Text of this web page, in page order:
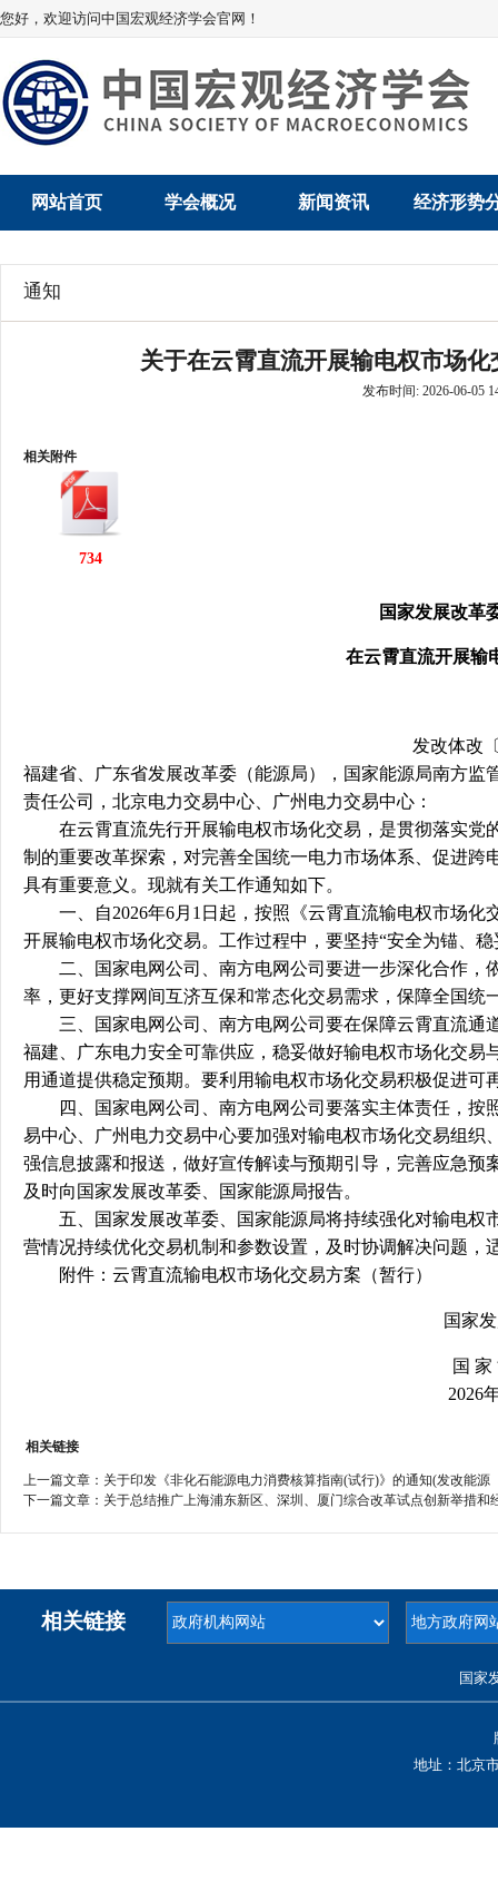
您好，欢迎访问中国宏观经济学会官网！
网站首页 学会概况
学会领导
新闻资讯
学会动态
经济形势
经济运行与
通知
关于在云霄直流开展输电权市场
发布时间: 2026-06-05
相关附件
734
国家发展改革
在云霄直流开展输
发改体改
福建省、广东省发展改革委（能源局），国家能源局南方
责任公司，北京电力交易中心、广州电力交易中心：
在云霄直流先行开展输电权市场化交易，是贯彻落实党
制的重要改革探索，对完善全国统一电力市场体系、促进跨
具有重要意义。现就有关工作通知如下。
一、自2026年6月1日起，按照《云霄直流输电权市场化
开展输电权市场化交易。工作过程中，要坚持“安全为锚、
二、国家电网公司、南方电网公司要进一步深化合作，
率，更好支撑网间互济互保和常态化交易需求，保障全国统
三、国家电网公司、南方电网公司要在保障云霄直流通
福建、广东电力安全可靠供应，稳妥做好输电权市场化交
用通道提供稳定预期。要利用输电权市场化交易积极促进
四、国家电网公司、南方电网公司要落实主体责任，按
易中心、广州电力交易中心要加强对输电权市场化交易组
强信息披露和报送，做好宣传解读与预期引导，完善应急
及时向国家发展改革委、国家能源局报告。
五、国家发展改革委、国家能源局将持续强化对输电权
营情况持续优化交易机制和参数设置，及时协调解决问题
附件：云霄直流输电权市场化交易方案（暂行）
国家
国 家
2026
相关链接
上一篇文章： 关于印发《非化石能源电力消费核算指南(试行)》的通知(发改能源
下一篇文章： 关于总结推广上海浦东新区、深圳、厦门综合改革试点创新举措和
相关链接
国家
地址：北京